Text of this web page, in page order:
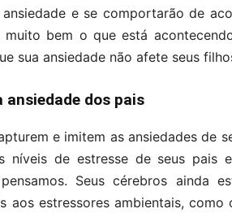
e se comportarão de
muito bem o que está
sua ansiedade não afete seus
ansiedade dos pais
e imitem as ansiedades de
níveis de estresse de seus pais
Seus cérebros ainda
aos estressores ambientais,